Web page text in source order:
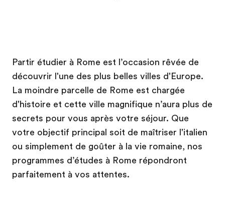
Qui sommes-nous ?
EF recrute
Rejoignez nos équipes
Partir étudier à Rome est l’occasion rêvée de
découvrir l'une des plus belles villes d'Europe.
La moindre parcelle de Rome est chargée
d'histoire et cette ville magnifique n’aura plus de
secrets pour vous après votre séjour. Que
votre objectif principal soit de maîtriser l'italien
ou simplement de goûter à la vie romaine, nos
programmes d’études à Rome répondront
parfaitement à vos attentes.